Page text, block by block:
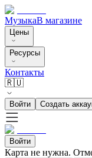
МузыкаВ магазине
Цены
Ресурсы
Контакты
🇷🇺
Войти Создать
Войти
Карта не нужна.